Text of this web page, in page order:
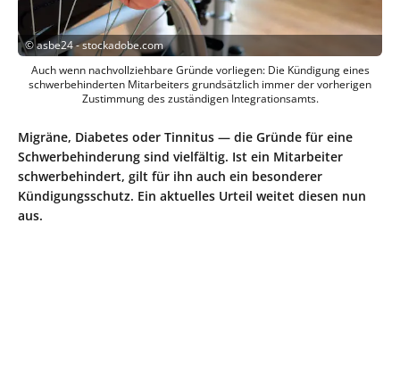
©asbe24 - stockadobe.com
Auch wenn nachvollziehbare Gründe vorliegen: Die Kündigung eines
schwerbehinderten Mitarbeiters grundsätzlich immer der vorherigen
Zustimmung des zuständigen Integrationsamts.
Migräne, Diabetes oder Tinnitus — die Gründe für eine
Schwerbehinderung sind vielfältig. Ist ein Mitarbeiter
schwerbehindert, gilt für ihn auch ein besonderer
Kündigungsschutz. Ein aktuelles Urteil weitet diesen nun
aus.